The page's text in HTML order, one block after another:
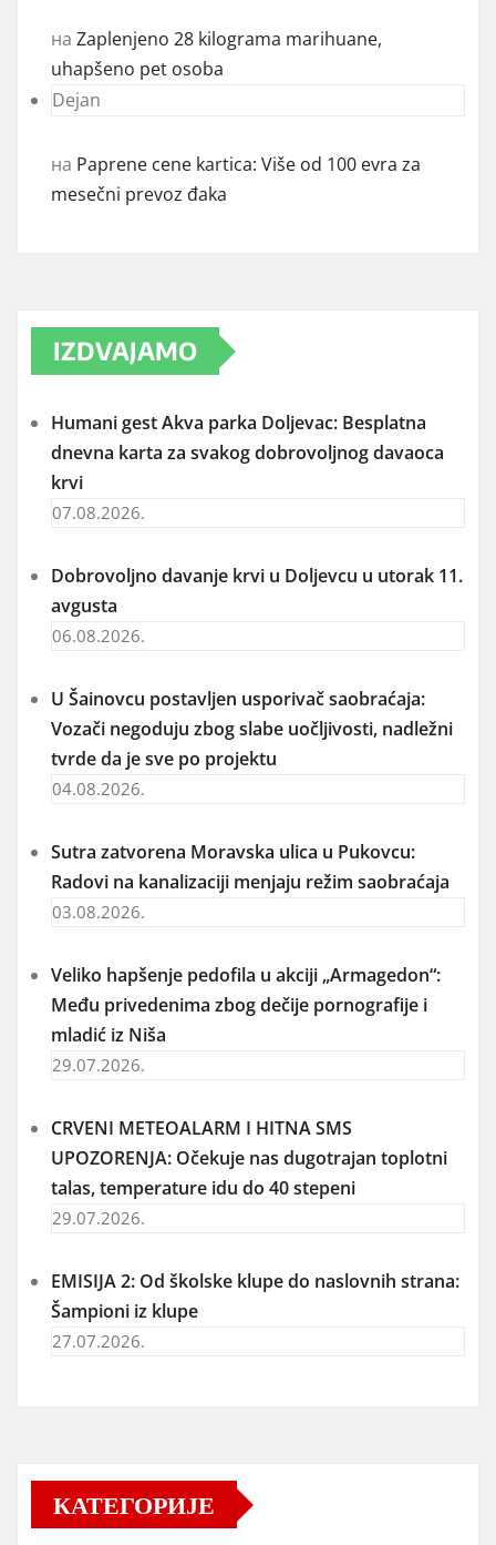
на Zaplenjeno 28 kilograma marihuane,
uhapšeno pet osoba
Dejan
на Paprene cene kartica: Više od 100 evra za
mesečni prevoz đaka
IZDVAJAMO
Humani gest Akva parka Doljevac: Besplatna
dnevna karta za svakog dobrovoljnog davaoca
krvi
07.08.2026.
Dobrovoljno davanje krvi u Doljevcu u utorak 11.
avgusta
06.08.2026.
U Šainovcu postavljen usporivač saobraćaja:
Vozači negoduju zbog slabe uočljivosti, nadležni
tvrde da je sve po projektu
04.08.2026.
Sutra zatvorena Moravska ulica u Pukovcu:
Radovi na kanalizaciji menjaju režim saobraćaja
03.08.2026.
Veliko hapšenje pedofila u akciji „Armagedon“:
Među privedenima zbog dečije pornografije i
mladić iz Niša
29.07.2026.
CRVENI METEOALARM I HITNA SMS
UPOZORENJA: Očekuje nas dugotrajan toplotni
talas, temperature idu do 40 stepeni
29.07.2026.
EMISIJA 2: Od školske klupe do naslovnih strana:
Šampioni iz klupe
27.07.2026.
КАТЕГОРИЈЕ